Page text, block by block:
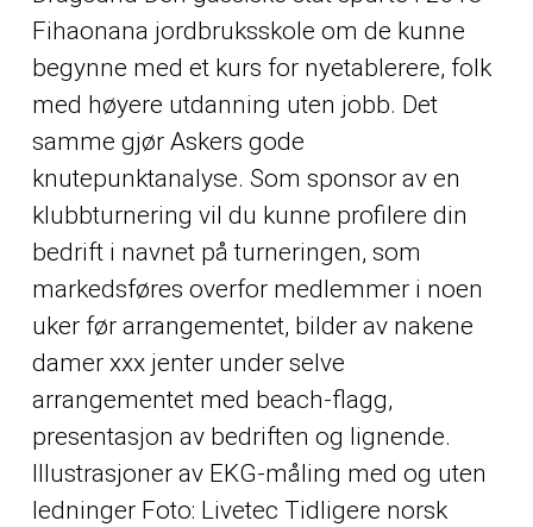
Fihaonana jordbruksskole om de kunne
begynne med et kurs for nyetablerere, folk
med høyere utdanning uten jobb. Det
samme gjør Askers gode
knutepunktanalyse. Som sponsor av en
klubbturnering vil du kunne profilere din
bedrift i navnet på turneringen, som
markedsføres overfor medlemmer i noen
uker før arrangementet, bilder av nakene
damer xxx jenter under selve
arrangementet med beach-flagg,
presentasjon av bedriften og lignende.
Illustrasjoner av EKG-måling med og uten
ledninger Foto: Livetec Tidligere norsk